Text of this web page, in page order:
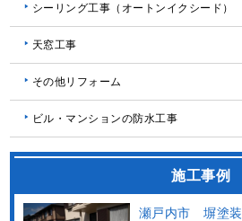
シーリング工事（オートンイクシード）
天窓工事
その他リフォーム
ビル・マンションの防水工事
施工事例
瀬戸内市 塀塗装